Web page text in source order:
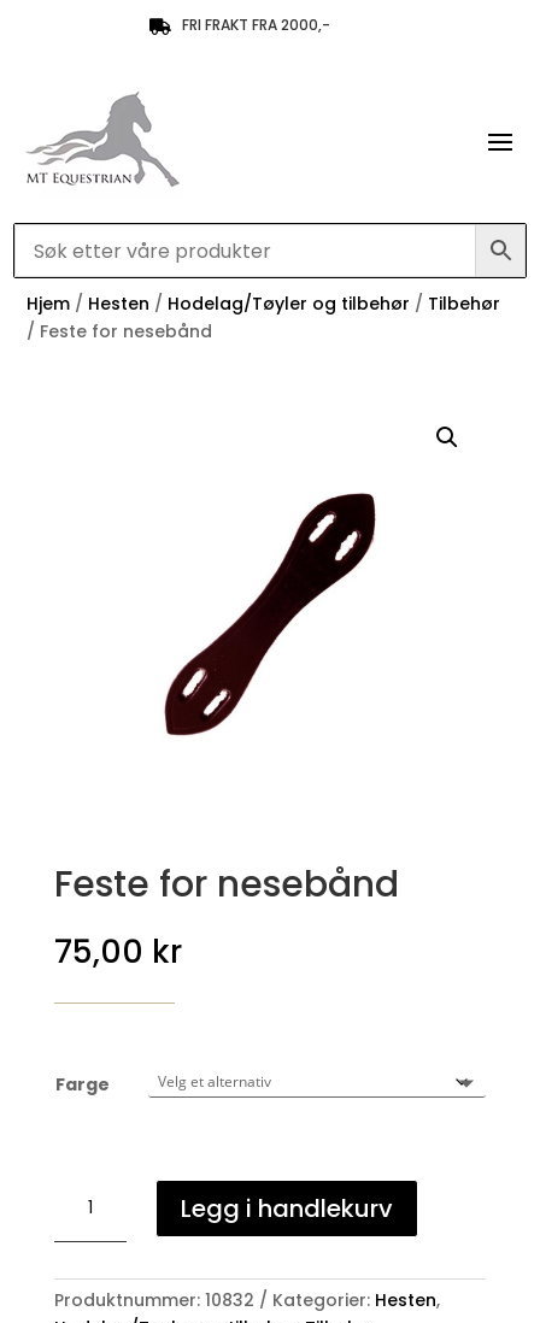
 FRI FRAKT FRA 2000,-
Hjem / Hesten / Hodelag/Tøyler og tilbehør / Tilbehør
/ Feste for nesebånd
Feste for nesebånd
75,00 kr
Farge
nesebånd
Legg i handlekurv
Produktnummer: 10832 Kategorier: Hesten,